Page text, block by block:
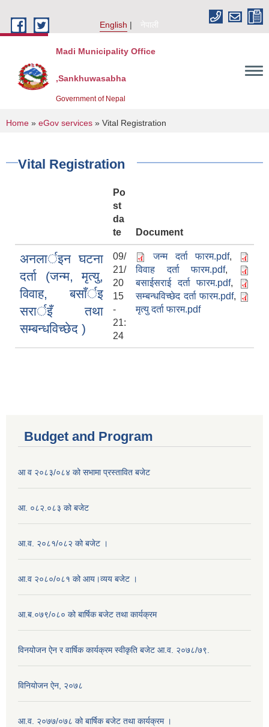
English
नेपाली
Madi Municipality Office
,Sankhuwasabha
Government of Nepal
You are here
Home » eGov services » Vital Registration
Vital Registration
Po
st
da
te
Document
अनलार्इन घटना
दर्ता (जन्म, मृत्यु,
विवाह, बसाँर्इ
सरार्इँ तथा
सम्बन्धविच्छेद )
09/
21/
20
15
-
21:
24
जन्म दर्ता फारम.pdf,
विवाह दर्ता फारम.pdf,
बसाईसराई दर्ता फारम.pdf,
सम्बन्धविच्छेद दर्ता फारम.pdf,
मृत्यु दर्ता फारम.pdf
Budget and Program
आ व २०८३/०८४ को सभामा प्रस्तावित बजेट
आ. ०८२.०८३ को बजेट
आ.व. २०८१/०८२ को बजेट ।
आ.व २०८०/०८१ को आय।व्यय बजेट ।
आ.ब.०७९/०८० को बार्षिक बजेट तथा कार्यक्रम
विनयोजन ऐन र वार्षिक कार्यक्रम स्वीकृति बजेट आ.व. २०७८/७९.
विनियोजन ऐन, २०७८
आ.व. २०७७/०७८ को बार्षिक बजेट तथा कार्यक्रम ।